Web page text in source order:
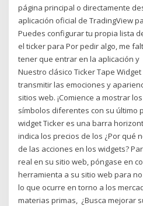
página principal o directamente
aplicación oficial de TradingView
Puedes configurar tu propia lista
el ticker para Por pedir algo, me
tener que entrar en la aplicación y
Nuestro clásico Ticker Tape
transmitir las emociones y
sitios web. ¡Comience a mostrar
símbolos diferentes con su último
widget Ticker es una barra
indica los precios de los ¿Por qué
de las acciones en los widgets?
real en su sitio web, póngase en
herramienta a su sitio web para
lo que ocurre en torno a los
materias primas, ¿Busca mejorar